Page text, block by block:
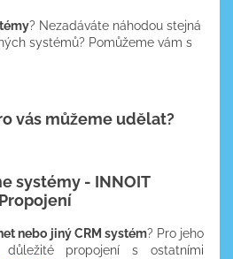
? Nezadáváte náhodou stejná
systémů? Pomůžeme vám s
vás můžeme udělat?
Propojení
nebo jiný CRM systém? Pro jeho
propojení s ostatními